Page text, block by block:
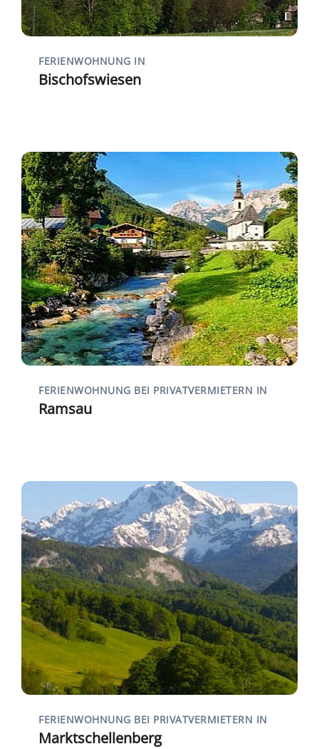
FERIENWOHNUNG IN
Bischofswiesen
FERIENWOHNUNG BEI PRIVATVERMIETERN IN
Ramsau
FERIENWOHNUNG BEI PRIVATVERMIETERN IN
Marktschellenberg